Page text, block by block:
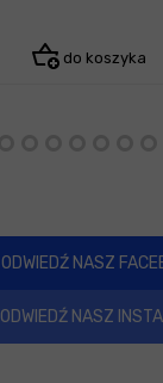
do koszyka
ODWIEDŹ NASZ
ODWIEDŹ NASZ